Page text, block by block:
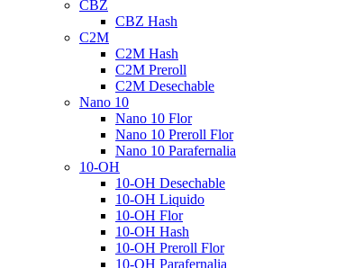
CBZ
CBZ Hash
C2M
C2M Hash
C2M Preroll
C2M Desechable
Nano 10
Nano 10 Flor
Nano 10 Preroll Flor
Nano 10 Parafernalia
10-OH
10-OH Desechable
10-OH Liquido
10-OH Flor
10-OH Hash
10-OH Preroll Flor
10-OH Parafernalia